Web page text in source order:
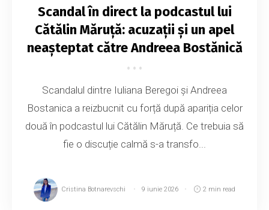
Scandal în direct la podcastul lui
Cătălin Măruță: acuzații și un apel
neașteptat către Andreea Bostănică
Scandalul dintre Iuliana Beregoi și Andreea
Bostanica a reizbucnit cu forță după apariția celor
două în podcastul lui Cătălin Măruță. Ce trebuia să
fie o discuție calmă s-a transfo...
Cristina Botnarevschi 9 iunie 2026 2 min read